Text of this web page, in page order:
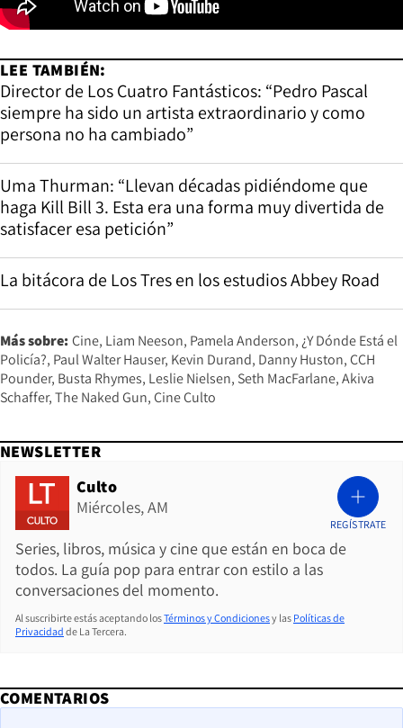
LEE TAMBIÉN:
Director de Los Cuatro Fantásticos: “Pedro Pascal
siempre ha sido un artista extraordinario y como
persona no ha cambiado”
Uma Thurman: “Llevan décadas pidiéndome que
haga Kill Bill 3. Esta era una forma muy divertida de
satisfacer esa petición”
La bitácora de Los Tres en los estudios Abbey Road
Más sobre: Cine Liam Neeson Pamela Anderson ¿Y Dónde Está el
Policía? Paul Walter Hauser Kevin Durand Danny Huston CCH
Pounder Busta Rhymes Leslie Nielsen Seth MacFarlane Akiva
Schaffer The Naked Gun Cine Culto
NEWSLETTER
Culto
Miércoles, AM
Series, libros, música y cine que están en boca de
todos. La guía pop para entrar con estilo a las
conversaciones del momento.
REGÍSTRATE
Al suscribirte estás aceptando losTérminos y Condicionesy las Políticas de
Privacidad de La Tercera.
COMENTARIOS